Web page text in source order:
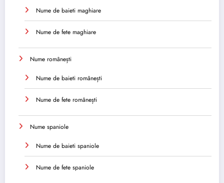
Nume de baieti maghiare
Nume de fete maghiare
Nume românești
Nume de baieti românești
Nume de fete românești
Nume spaniole
Nume de baieti spaniole
Nume de fete spaniole